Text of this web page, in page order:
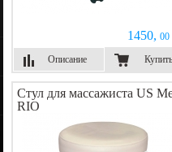
1450, 00
Описание
Купить
Стул для массажиста US
RIO